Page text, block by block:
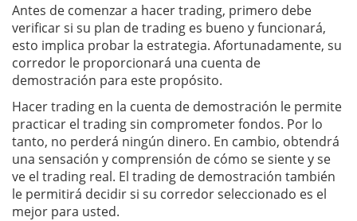
Antes de comenzar a hacer trading, primero debe
verificar si su plan de trading es bueno y funcionará,
esto implica probar la estrategia. Afortunadamente, su
corredor le proporcionará una cuenta de
demostración para este propósito.
Hacer trading en la cuenta de demostración le permite
practicar el trading sin comprometer fondos. Por lo
tanto, no perderá ningún dinero. En cambio, obtendrá
una sensación y comprensión de cómo se siente y se
ve el trading real. El trading de demostración también
le permitirá decidir si su corredor seleccionado es el
mejor para usted.